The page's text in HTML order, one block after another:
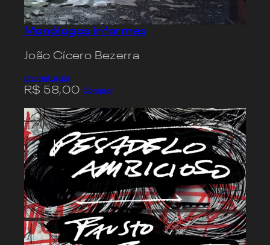
Monólogos informes
João Cícero Bezerra
dramaturgia
R$ 58,00 Comprar